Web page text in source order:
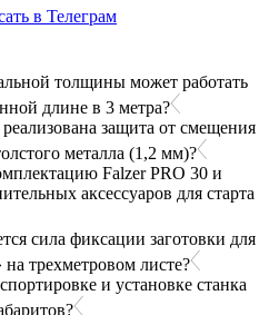
в Телеграм
толщины может работать
длине в 3 метра?
защита от смещения
металла (1,2 мм)?
Falzer PRO 30 и
аксессуаров для старта
сила фиксации заготовки для
трехметровом листе?
и установке станка